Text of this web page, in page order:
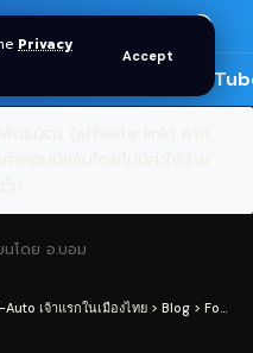
Privacy
Accept
🎬
นโดย อ.บอม
เจ้าแรกในเมืองไทย > Blog > Forex Trading